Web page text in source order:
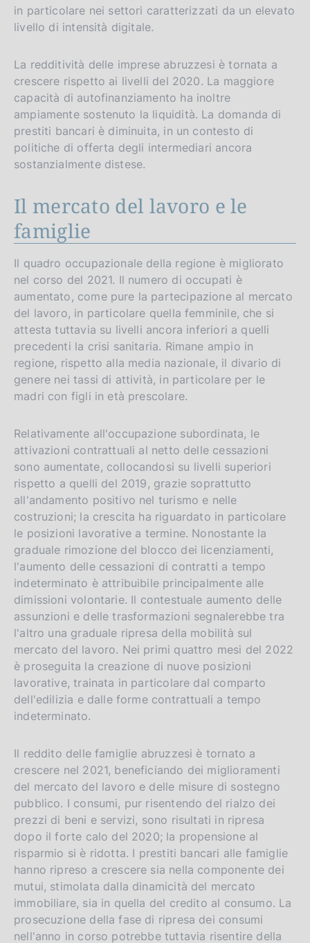
in particolare nei settori caratterizzati da un elevato
livello di intensità digitale.
La redditività delle imprese abruzzesi è tornata a
crescere rispetto ai livelli del 2020. La maggiore
capacità di autofinanziamento ha inoltre
ampiamente sostenuto la liquidità. La domanda di
prestiti bancari è diminuita, in un contesto di
politiche di offerta degli intermediari ancora
sostanzialmente distese.
Il mercato del lavoro e le
famiglie
Il quadro occupazionale della regione è migliorato
nel corso del 2021. Il numero di occupati è
aumentato, come pure la partecipazione al mercato
del lavoro, in particolare quella femminile, che si
attesta tuttavia su livelli ancora inferiori a quelli
precedenti la crisi sanitaria. Rimane ampio in
regione, rispetto alla media nazionale, il divario di
genere nei tassi di attività, in particolare per le
madri con figli in età prescolare.
Relativamente all'occupazione subordinata, le
attivazioni contrattuali al netto delle cessazioni
sono aumentate, collocandosi su livelli superiori
rispetto a quelli del 2019, grazie soprattutto
all'andamento positivo nel turismo e nelle
costruzioni; la crescita ha riguardato in particolare
le posizioni lavorative a termine. Nonostante la
graduale rimozione del blocco dei licenziamenti,
l'aumento delle cessazioni di contratti a tempo
indeterminato è attribuibile principalmente alle
dimissioni volontarie. Il contestuale aumento delle
assunzioni e delle trasformazioni segnalerebbe tra
l'altro una graduale ripresa della mobilità sul
mercato del lavoro. Nei primi quattro mesi del 2022
è proseguita la creazione di nuove posizioni
lavorative, trainata in particolare dal comparto
dell'edilizia e dalle forme contrattuali a tempo
indeterminato.
Il reddito delle famiglie abruzzesi è tornato a
crescere nel 2021, beneficiando dei miglioramenti
del mercato del lavoro e delle misure di sostegno
pubblico. I consumi, pur risentendo del rialzo dei
prezzi di beni e servizi, sono risultati in ripresa
dopo il forte calo del 2020; la propensione al
risparmio si è ridotta. I prestiti bancari alle famiglie
hanno ripreso a crescere sia nella componente dei
mutui, stimolata dalla dinamicità del mercato
immobiliare, sia in quella del credito al consumo. La
prosecuzione della fase di ripresa dei consumi
nell'anno in corso potrebbe tuttavia risentire della